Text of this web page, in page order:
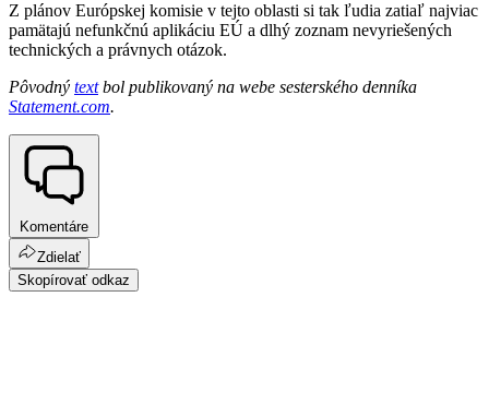
Z plánov Európskej komisie v tejto oblasti si tak ľudia zatiaľ najviac
pamätajú nefunkčnú aplikáciu EÚ a dlhý zoznam nevyriešených
technických a právnych otázok.
Pôvodný textbol publikovaný na webe sesterského denníka
Statement.com.
Komentáre
Zdielať
Skopírovať odkaz